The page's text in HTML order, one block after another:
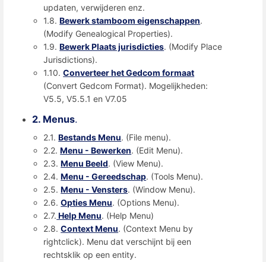
updaten, verwijderen enz.
1.8.Bewerk stamboom eigenschappen.
(Modify Genealogical Properties).
1.9.Bewerk Plaats jurisdicties. (Modify Place
Jurisdictions).
1.10.Converteer het Gedcom formaat
(Convert Gedcom Format). Mogelijkheden:
V5.5, V5.5.1 en V7.05
2. Menus.
2.1.Bestands Menu. (File menu).
2.2.Menu - Bewerken. (Edit Menu).
2.3.Menu Beeld. (View Menu).
2.4.Menu - Gereedschap. (Tools Menu).
2.5.Menu - Vensters. (Window Menu).
2.6.Opties Menu. (Options Menu).
2.7. Help Menu. (Help Menu)
2.8.Context Menu. (Context Menu by
rightclick). Menu dat verschijnt bij een
rechtsklik op een entity.